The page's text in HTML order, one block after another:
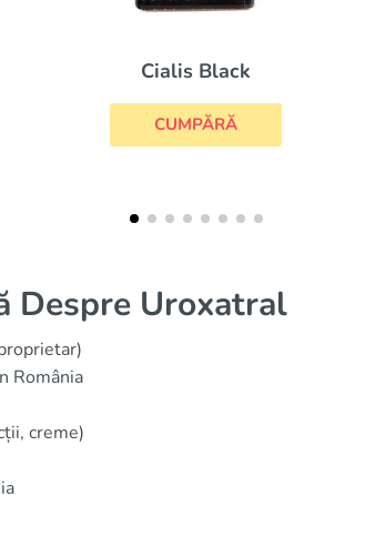
Brand Levitra
CUMPĂRĂ
Despre Uroxatral
România
creme)